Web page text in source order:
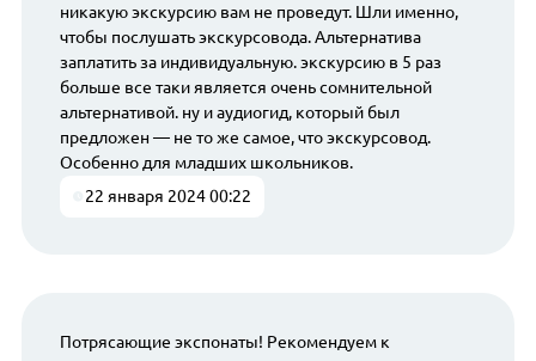
никакую экскурсию вам не проведут. Шли именно,
чтобы послушать экскурсовода. Альтернатива
заплатить за индивидуальную. экскурсию в 5 раз
больше все таки является очень сомнительной
альтернативой. ну и аудиогид, который был
предложен — не то же самое, что экскурсовод.
Особенно для младших школьников.
22 января 2024 00:22
Потрясающие экспонаты! Рекомендуем к